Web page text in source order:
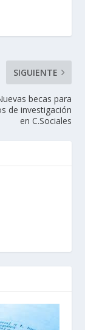
SIGUIENTE
becas para
de investigación
en C.Sociales